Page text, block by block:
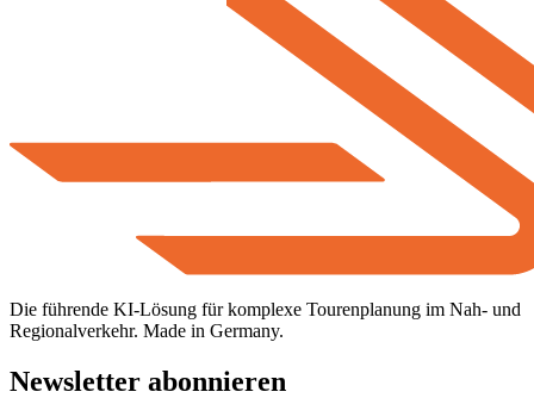
Die führende KI-Lösung für komplexe Tourenplanung im Nah- und
Regionalverkehr. Made in Germany.
Newsletter abonnieren